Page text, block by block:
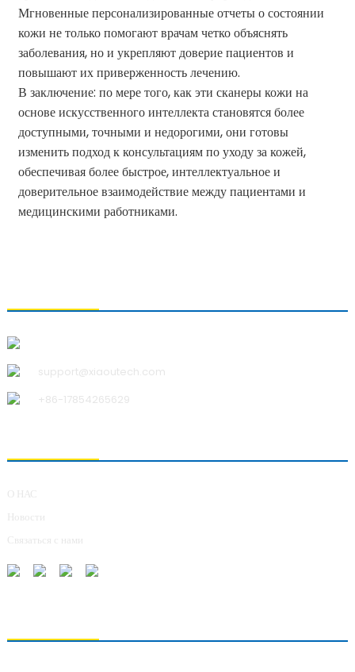
Мгновенные персонализированные отчеты о состоянии
кожи не только помогают врачам четко объяснять
заболевания, но и укрепляют доверие пациентов и
повышают их приверженность лечению.
В заключение: по мере того, как эти сканеры кожи на
основе искусственного интеллекта становятся более
доступными, точными и недорогими, они готовы
изменить подход к консультациям по уходу за кожей,
обеспечивая более быстрое, интеллектуальное и
доверительное взаимодействие между пациентами и
медицинскими работниками.
support@xiaoutech.com
+86-17854265629
О НАС
Новости
Связаться с нами